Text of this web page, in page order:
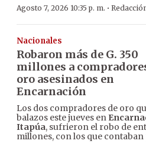
Agosto 7, 2026 10:35 p. m. ·
Nacionales
Robaron más de G. 350
millones a
oro asesinados en
Encarnación
Los dos compradores de oro
balazos este jueves en
Itapúa, sufrieron el robo de
millones, con los que